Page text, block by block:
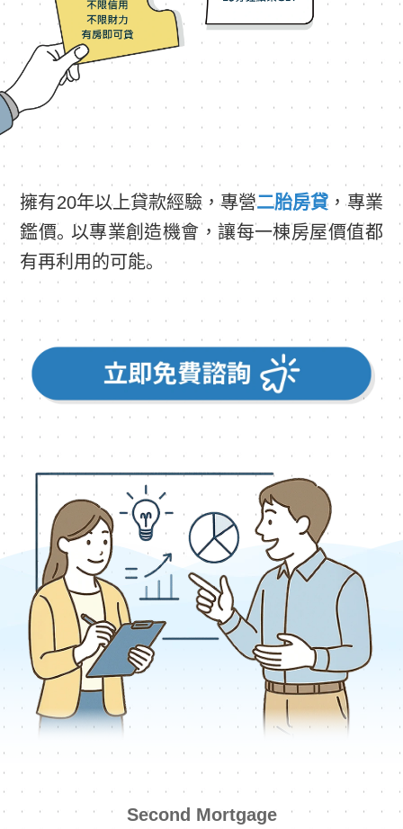
擁有20年以上貸款經驗，專營二胎房貸 ，專業
鑑價。以專業創造機會，讓每一棟房屋價值都
有再利用的可能。
Second Mortgage